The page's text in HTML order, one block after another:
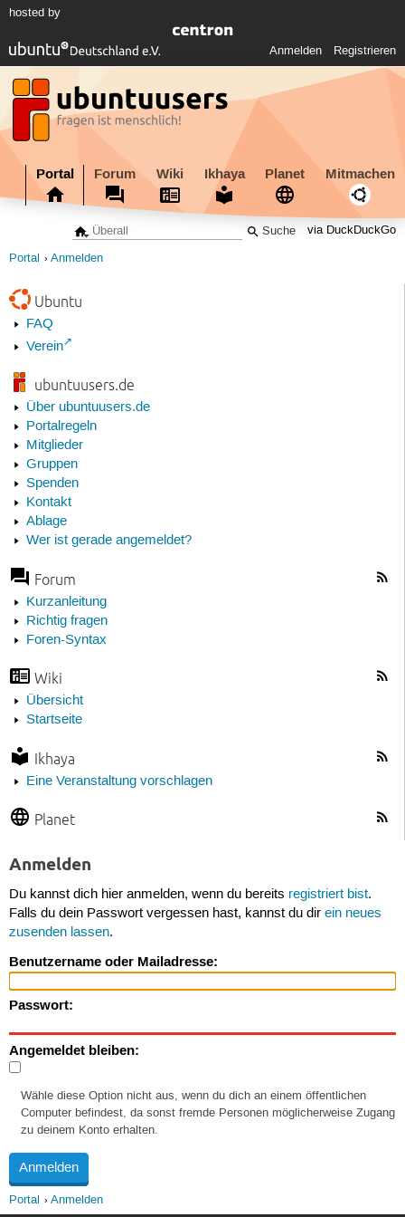
hosted by
Anmelden Registrieren
Portal Forum Wiki Ikhaya Planet Mitmachen
via DuckDuckGo
Portal Anmelden
Ubuntu
FAQ
Verein
ubuntuusers.de
Über ubuntuusers.de
Portalregeln
Mitglieder
Gruppen
Spenden
Kontakt
Ablage
Wer ist gerade angemeldet?
Forum
Kurzanleitung
Richtig fragen
Foren-Syntax
Wiki
Übersicht
Startseite
Ikhaya
Eine Veranstaltung vorschlagen
Planet
Anmelden
Du kannst dich hier anmelden, wenn du bereits registriert bist.
Falls du dein Passwort vergessen hast, kannst du dir ein neues
zusenden lassen.
Benutzername oder Mailadresse:
Passwort:
Angemeldet bleiben:
Wähle diese Option nicht aus, wenn du dich an einem öffentlichen
Computer befindest, da sonst fremde Personen möglicherweise Zugang
zu deinem Konto erhalten.
Portal Anmelden